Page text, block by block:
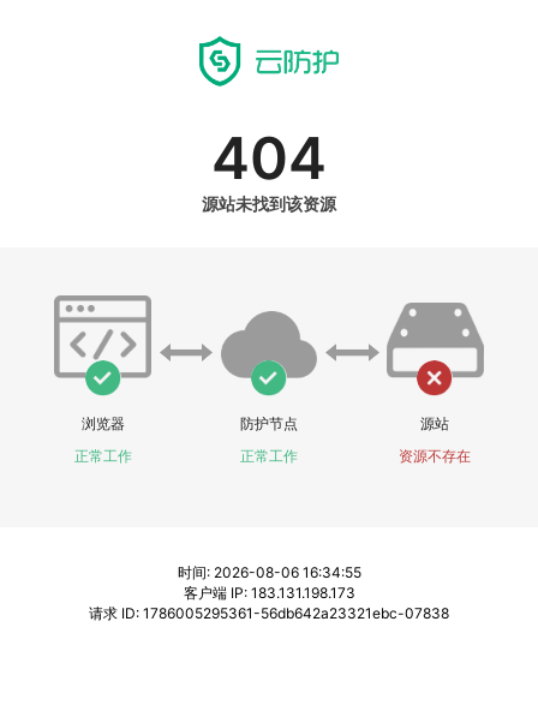
404
源站未找到该资源
浏览器
正常工作
防护节点
正常工作
源站
资源不存在
时间: 2026-08-06 16:34:55
客户端 IP: 183.131.198.173
请求 ID: 1786005295361-56db642a23321ebc-07838